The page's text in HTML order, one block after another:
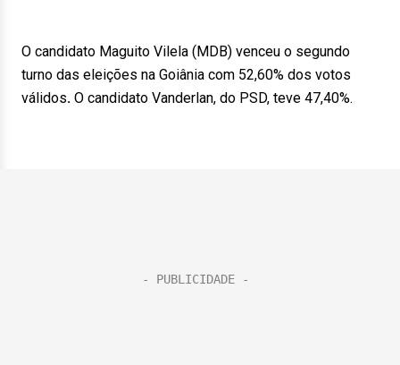
O candidato Maguito Vilela (MDB) venceu o segundo
turno das eleições na Goiânia com 52,60% dos votos
válidos. O candidato Vanderlan, do PSD, teve 47,40%.